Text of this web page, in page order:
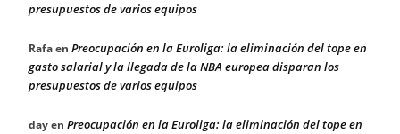
presupuestos de varios equipos
Rafaen Preocupación en la Euroliga: la eliminación del tope en
gasto salarial y la llegada de la NBA europea disparan los
presupuestos de varios equipos
dayen Preocupación en la Euroliga: la eliminación del tope en